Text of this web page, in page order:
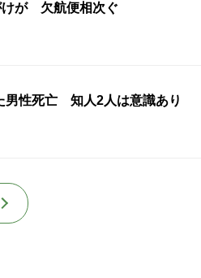
が 欠航便相次ぐ
男性死亡 知人2人は意識あり